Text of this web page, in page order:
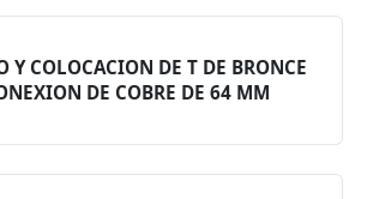
Y COLOCACION DE T DE BRONCE
DE COBRE DE 64 MM